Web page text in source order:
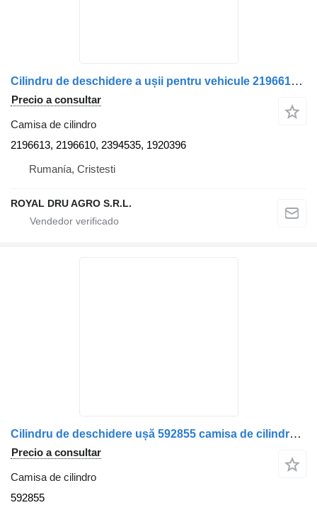
Cilindru de deschidere a ușii pentru vehicule 2196613 camisa de cilindro para Scania camión
Precio a consultar
Camisa de cilindro
2196613, 2196610, 2394535, 1920396
Rumanía, Cristesti
ROYAL DRU AGRO S.R.L.
Cilindru de deschidere ușă 592855 camisa de cilindro para Scania – 10115430 camión
Precio a consultar
Camisa de cilindro
592855